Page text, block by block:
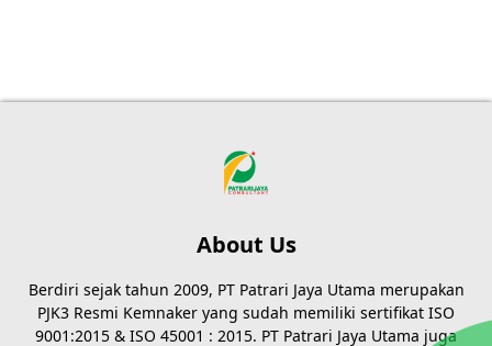
About Us
Berdiri sejak tahun 2009, PT Patrari Jaya Utama merupakan
PJK3 Resmi Kemnaker yang sudah memiliki sertifikat ISO
9001:2015 & ISO 45001 : 2015. PT Patrari Jaya Utama juga